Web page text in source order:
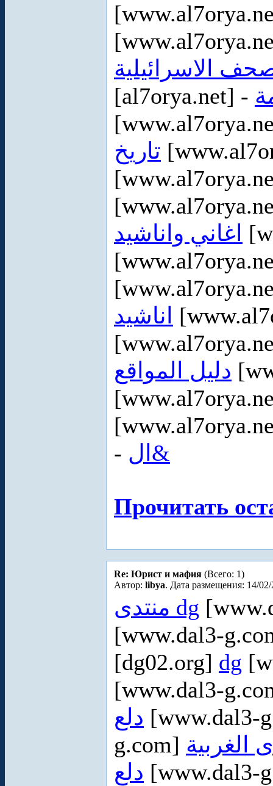
الاسرائيلية
[al7orya.net] -
تاريخ
اغاني واناشيد
اناشيد
دليل المواقع
-
ال&
Прочитать
Re: Юрист и мафия (Всего: 1)
Автор: libya. Дата размещения: 14/02/
منتدى dg
[www.dal3-
[dg02.org] dg
[www.dal3-
دلع [www.dal3-
g.com] الغربية
دلع [www.dal3-